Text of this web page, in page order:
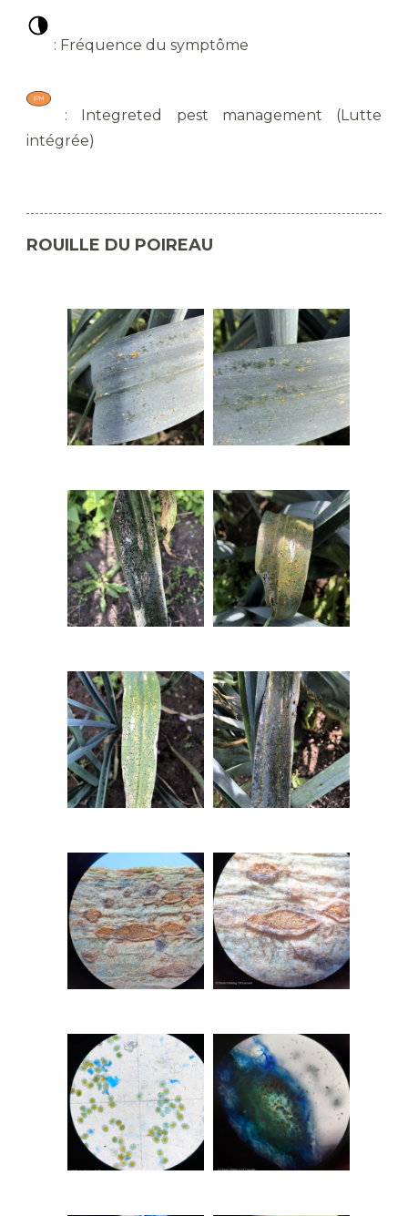
: Fréquence du symptôme
: Integreted pest management (Lutte
intégrée)
ROUILLE DU POIREAU